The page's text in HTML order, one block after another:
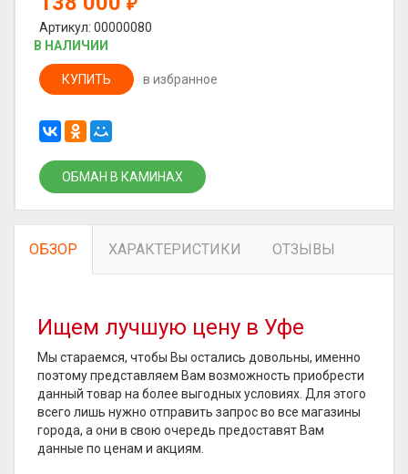
₽
Артикул: 00000080
В НАЛИЧИИ
КУПИТЬ в избранное
ОБМАН В КАМИНАХ
ОБЗОР ХАРАКТЕРИСТИКИ ОТЗЫВЫ
Ищем лучшую цену в Уфе
Мы стараемся, чтобы Вы остались довольны, именно
поэтому представляем Вам возможность приобрести
данный товар на более выгодных условиях. Для этого
всего лишь нужно отправить запрос во все магазины
города, а они в свою очередь предоставят Вам
данные по ценам и акциям.